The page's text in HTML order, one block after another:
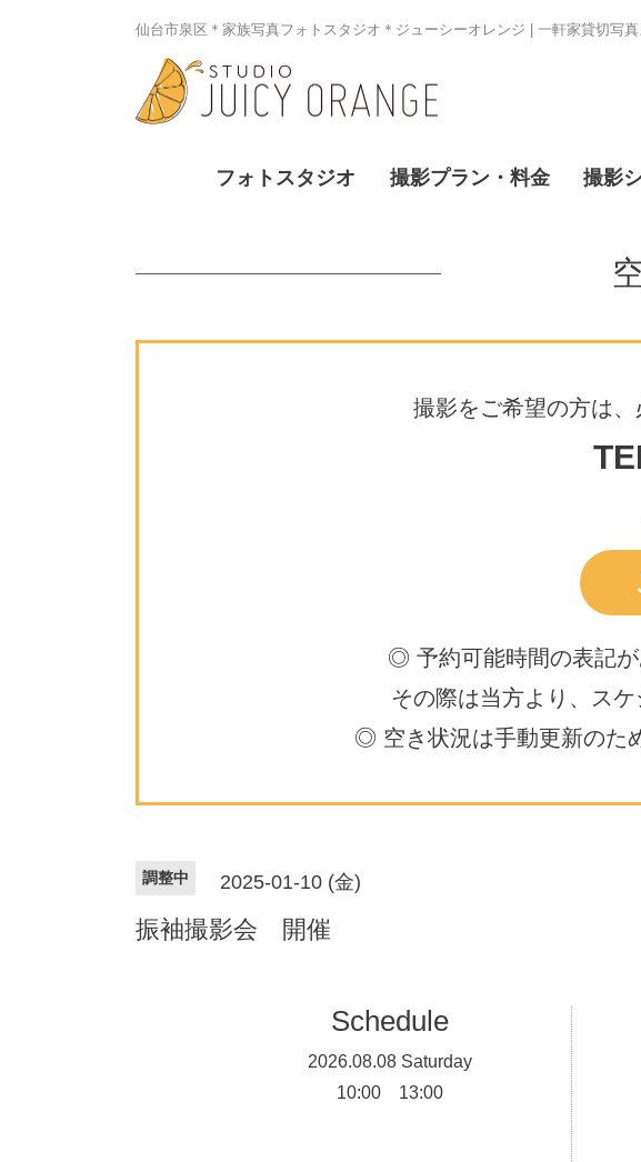
仙台市泉区＊家族写真フォトスタジオ＊ジューシーオレンジ | 一軒家貸切写
フォトスタジオ 撮影プラン・料金 撮影
撮影をご希望の方は、
◎ 予約可能時間の表記が
その際は当方より、ス
◎ 空き状況は手動更新のた
調整中 2025-01-10 (金)
振袖撮影会 開催
Schedule
2026.08.08 Saturday
10:00 13:00